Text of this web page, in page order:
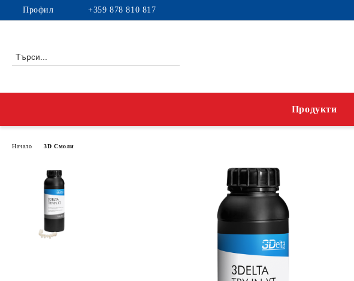
Профил +359 878 810 817
Продукти
Начало 3D Смоли